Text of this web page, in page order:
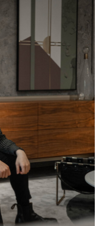
就是幫你完成它。